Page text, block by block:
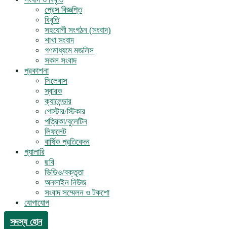
প্রেস বিজ্ঞপ্তি
বিবৃতি
সহযোগী সংগঠন (সংবাদ)
শাখা সংবাদ
গণমাধ্যমে মজলিস
সকল সংবাদ
প্রকাশনা
সিলেবাস
স্বারক
ক্যালেন্ডার
পোস্টার/স্টিকার
পত্রিকা/বুলেটিন
লিফলেট
বার্ষিক প্রতিবেদন
গ্যালারি
ছবি
ভিডিও/বক্তৃতা
অনলাইন নিউজ
সংবাদ সম্মেলন ও টকশো
যোগাযোগ
সদস্য হোন